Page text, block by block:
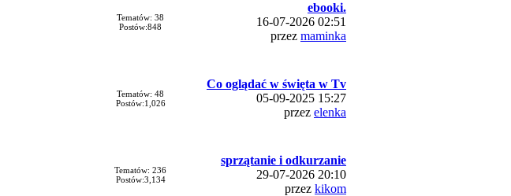
Tematów: 38
Postów:848
ebooki.
16-07-2026 02:51
przez maminka
Tematów: 48
Postów:1,026
Co oglądać w święta w Tv
05-09-2025 15:27
przez elenka
Tematów: 236
Postów:3,134
sprzątanie i odkurzanie
29-07-2026 20:10
przez kikom